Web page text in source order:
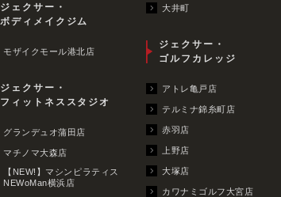
ジェクサー・
ボディメイクジム
モザイクモール港北店
ジェクサー・
フィットネススタジオ
グランデュオ蒲田店
マチノマ大森店
【NEW!】マシンピラティス
NEWoMan横浜店
大井町
ジェクサー・
ゴルフカレッジ
アトレ亀戸店
テルミナ錦糸町店
赤羽店
上野店
大塚店
カワナミゴルフ大宮店